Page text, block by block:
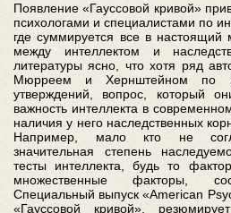
Появление «Гауссовой кривой»
психологами и специалистами по
где суммируется все в настоящий
между интеллектом и
литературы ясно, что хотя ряд
Мюрреем и Хернштейном по
утверждений, вопрос, который
важность интеллекта в
наличия у него наследственных
Например, мало кто не
значительная степень
тесты интеллекта, будь то
множественные факторы,
Специальный выпуск «American
«Гауссовой кривой»,